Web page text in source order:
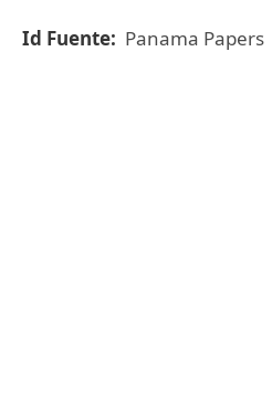
Id Fuente: Panama Papers